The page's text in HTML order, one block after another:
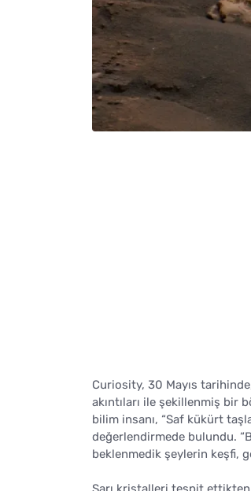
Curiosity, 30 Mayıs
akıntıları ile şekillenmiş bir
bilim insanı, “Saf kükürt
değerlendirmede bulundu.
beklenmedik şeylerin keşfi,